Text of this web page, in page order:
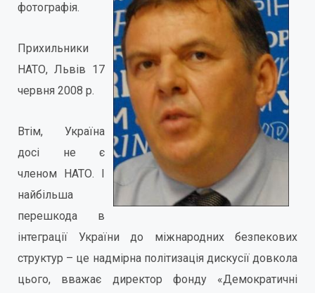
фотографія.
Прихильники
НАТО, Львів 17
червня 2008 р.
Втім, Україна
досі не є
членом НАТО. І
найбільша
перешкода в
інтеграції України до міжнародних безпекових
структур – це надмірна політизація дискусії довкола
цього, вважає директор фонду «Демократичні